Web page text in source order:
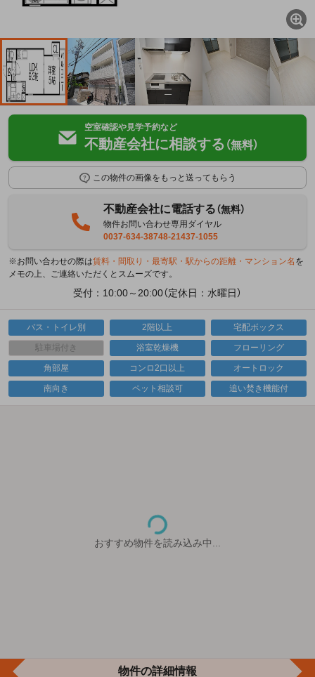
空室確認や見学予約など
不動産会社に相談する （無料）
この物件の画像をもっと送ってもらう
不動産会社に電話する（無料）
物件お問い合わせ専用ダイヤル
0037-634-38748-21437-1055
※お問い合わせの際は賃料・間取り・最寄駅・駅からの距離・マンション名 を
メモの上、ご連絡いただくとスムーズです。
受付：10:00～20:00（定休日：水曜日）
バス・トイレ別 2階以上 宅配ボックス
駐車場付き 浴室乾燥機 フローリング
角部屋 コンロ2口以上 オートロック
南向き ペット相談可 追い焚き機能付
おすすめ物件を読み込み中...
物件の詳細情報